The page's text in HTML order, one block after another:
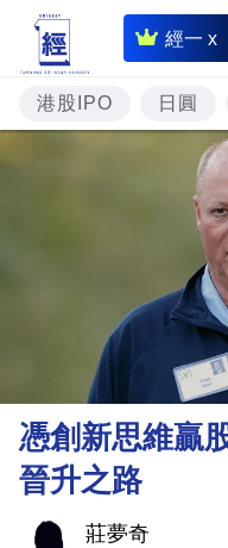
經一 x
即
時
財
經
理
財
港股IPO 日圓
憑創新思維贏
晉升之路
莊夢奇